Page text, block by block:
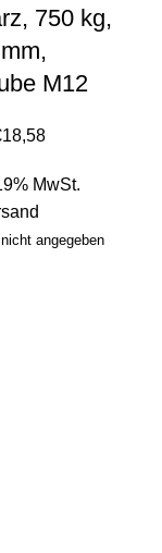
750 kg,
M12
18,58
MwSt.
angegeben